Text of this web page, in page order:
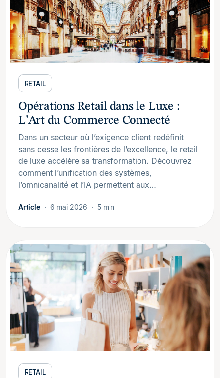
RETAIL
Opérations Retail dans le Luxe :
L’Art du Commerce Connecté
Dans un secteur où l’exigence client redéfinit
sans cesse les frontières de l’excellence, le retail
de luxe accélère sa transformation. Découvrez
comment l’unification des systèmes,
l’omnicanalité et l’IA permettent aux…
Article 6 mai 2026 5 min
RETAIL